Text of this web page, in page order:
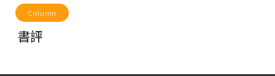
Column
書評